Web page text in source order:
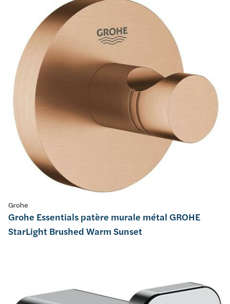
Grohe
Grohe Essentials patère murale métal GROHE
StarLight Brushed Warm Sunset